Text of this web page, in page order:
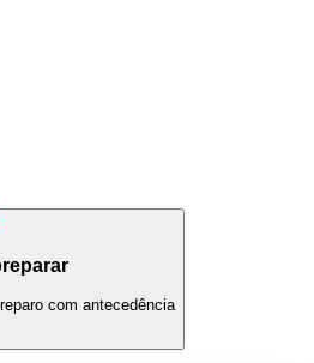
com antecedência